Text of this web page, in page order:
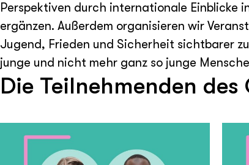
Perspektiven durch internationale Einblicke
ergänzen. Außerdem organisieren wir
Jugend, Frieden und Sicherheit sichtbarer
junge und nicht mehr ganz so junge
Die Teilnehmenden